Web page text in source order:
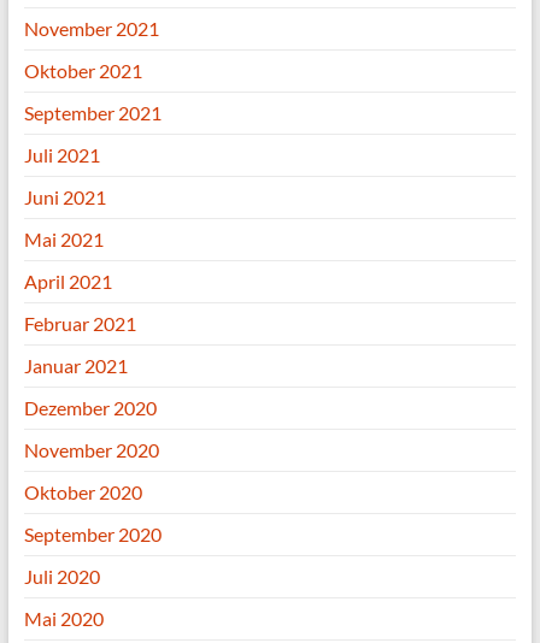
November 2021
Oktober 2021
September 2021
Juli 2021
Juni 2021
Mai 2021
April 2021
Februar 2021
Januar 2021
Dezember 2020
November 2020
Oktober 2020
September 2020
Juli 2020
Mai 2020